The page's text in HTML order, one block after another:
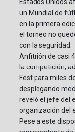
Estados Unidos
un Mundial de
en la primera
el torneo no
con la seguridad.
Anfitrión de casi
la competición,
Fest para miles
desplegando
reveló el jefe del
organización del
Pese a este